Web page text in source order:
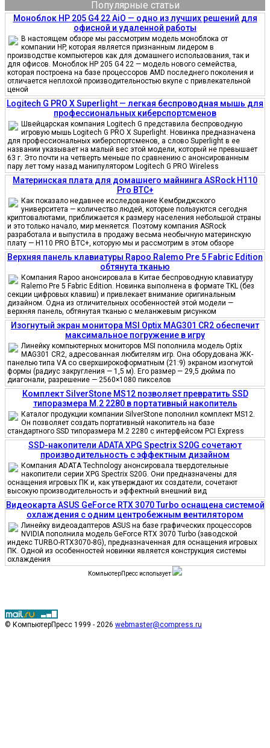
Популярные статьи
Моноблок HP 205 G4 22 AiO — одно из лучших решений для
офисной и удаленной работы
В настоящем обзоре мы рассмотрим модель моноблока от
компании HP, которая является признанным лидером в
производстве компьютеров как для домашнего использования, так и
для офисов. Моноблок HP 205 G4 22 — модель нового семейства,
которая построена на базе процессоров AMD последнего поколения и
отличается неплохой производительностью вкупе с привлекательной
ценой
Logitech G PRO X Superlight — легкая беспроводная мышь для
профессиональных киберспортсменов
Швейцарская компания Logitech G представила беспроводную
игровую мышь Logitech G PRO X Superlight. Новинка предназначена
для профессиональных киберспортсменов, а слово Superlight в ее
названии указывает на малый вес этой модели, который не превышает
63 г. Это почти на четверть меньше по сравнению с анонсированным
пару лет тому назад манипулятором Logitech G PRO Wireless
Материнская плата для домашнего майнинга ASRock H110
Pro BTC+
Как показало недавнее исследование Кембриджского
университета — количество людей, которые пользуются сегодня
криптовалютами, приближается к размеру населения небольшой страны
и это только начало, мир меняется. Поэтому компания ASRock
разработала и выпустила в продажу весьма необычную материнскую
плату — H110 PRO BTC+, которую мы и рассмотрим в этом обзоре
Верхняя панель клавиатуры Rapoo Ralemo Pre 5 Fabric Edition
обтянута тканью
Компания Rapoo анонсировала в Китае беспроводную клавиатуру
Ralemo Pre 5 Fabric Edition. Новинка выполнена в формате TKL (без
секции цифровых клавиш) и привлекает внимание оригинальным
дизайном. Одна из отличительных особенностей этой модели —
верхняя панель, обтянутая тканью с меланжевым рисунком
Изогнутый экран монитора MSI Optix MAG301 CR2 обеспечит
максимальное погружение в игру
Линейку компьютерных мониторов MSI пополнила модель Optix
MAG301 CR2, адресованная любителям игр. Она оборудована ЖК-
панелью типа VA со сверхширокоформатным (21:9) экраном изогнутой
формы (радиус закругления — 1,5 м). Его размер — 29,5 дюйма по
диагонали, разрешение — 2560×1080 пикселов
Комплект SilverStone MS12 позволяет превратить SSD
типоразмера M.2 2280 в портативный накопитель
Каталог продукции компании SilverStone пополнил комплект MS12.
Он позволяет создать портативный накопитель на базе
стандартного SSD типоразмера M.2 2280 с интерфейсом PCI Express
SSD-накопители ADATA XPG Spectrix S20G сочетают
производительность с эффектным дизайном
Компания ADATA Technology анонсировала твердотельные
накопители серии XPG Spectrix S20G. Они предназначены для
оснащения игровых ПК и, как утверждают их создатели, сочетают
высокую производительность и эффектный внешний вид
Видеокарта ASUS GeForce RTX 3070 Turbo оснащена системой
охлаждения с одним центробежным вентилятором
Линейку видеоадаптеров ASUS на базе графических процессоров
NVIDIA пополнила модель GeForce RTX 3070 Turbo (заводской
индекс TURBO-RTX3070-8G), предназначенная для оснащения игровых
ПК. Одной из особенностей новинки является конструкция системы
охлаждения
КомпьютерПресс использует
© КомпьютерПресс 1999 - 2026 webmaster@compress.ru